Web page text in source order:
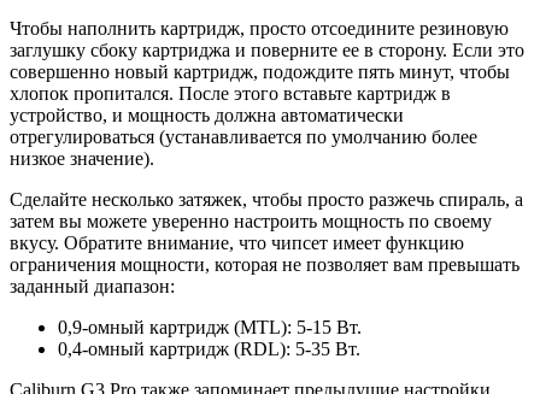
Чтобы наполнить картридж, просто отсоедините резиновую
заглушку сбоку картриджа и поверните ее в сторону. Если это
совершенно новый картридж, подождите пять минут, чтобы
хлопок пропитался. После этого вставьте картридж в
устройство, и мощность должна автоматически
отрегулироваться (устанавливается по умолчанию более
низкое значение).
Сделайте несколько затяжек, чтобы просто разжечь спираль, а
затем вы можете уверенно настроить мощность по своему
вкусу. Обратите внимание, что чипсет имеет функцию
ограничения мощности, которая не позволяет вам превышать
заданный диапазон:
0,9-омный картридж (MTL): 5-15 Вт.
0,4-омный картридж (RDL): 5-35 Вт.